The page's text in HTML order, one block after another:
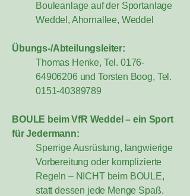
Bouleanlage auf der Sportanlage
Weddel, Ahornallee, Weddel
Übungs-/Abteilungsleiter:
Thomas Henke, Tel. 0176-
64906206 und Torsten Boog, Tel.
0151-40389789
BOULE beim VfR Weddel – ein Sport
für Jedermann:
Sperrige Ausrüstung, langwierige
Vorbereitung oder komplizierte
Regeln – NICHT beim BOULE,
statt dessen jede Menge Spaß.